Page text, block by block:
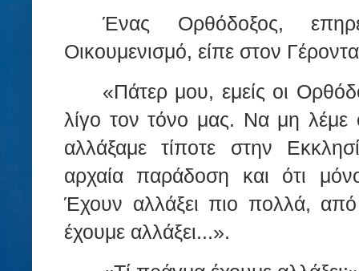
Ένας Ορθόδοξος,
Οικουμενισμό, είπε στον
«Πάτερ μου, εμείς οι
λίγο τον τόνο μας. Να μη λέμε
αλλάξαμε τίποτε στην
αρχαία παράδοση και ότι
Έχουν αλλάξει πιο πολλά,
έχουμε αλλάξει...».